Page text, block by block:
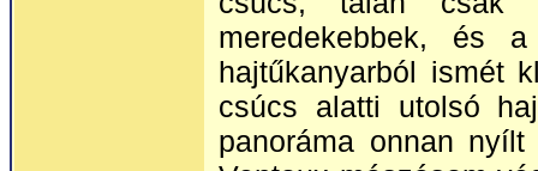
meredekebbek, és
hajtűkanyarból ismét
csúcs alatti utolsó
panoráma onnan